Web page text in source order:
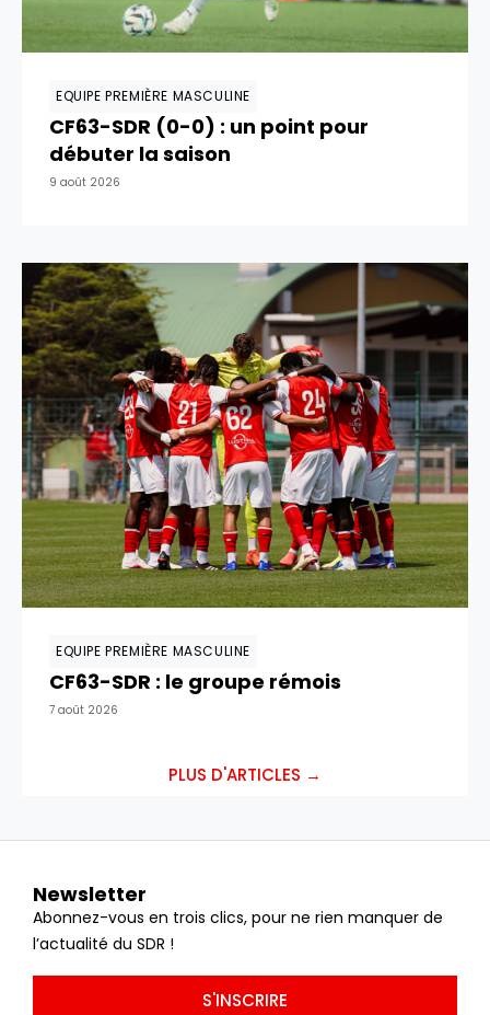
EQUIPE PREMIÈRE MASCULINE
CF63-SDR (0-0) : un point pour
débuter la saison
9 août 2026
EQUIPE PREMIÈRE MASCULINE
CF63-SDR : le groupe rémois
7 août 2026
PLUS D'ARTICLES →
Newsletter
Abonnez-vous en trois clics, pour ne rien manquer de
l’actualité du SDR !
S'INSCRIRE